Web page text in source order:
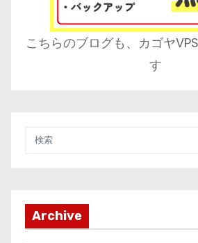
こちらのブログも、カゴヤ
す
Archive